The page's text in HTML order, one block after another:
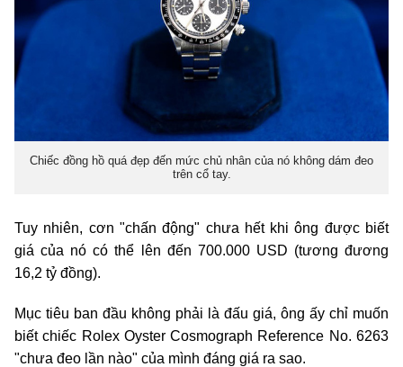
Chiếc đồng hồ quá đẹp đến mức chủ nhân của nó không dám đeo
trên cổ tay.
Tuy nhiên, cơn "chấn động" chưa hết khi ông được biết
giá của nó có thể lên đến 700.000 USD (tương đương
16,2 tỷ đồng).
Mục tiêu ban đầu không phải là đấu giá, ông ấy chỉ muốn
biết chiếc Rolex Oyster Cosmograph Reference No. 6263
"chưa đeo lần nào" của mình đáng giá ra sao.